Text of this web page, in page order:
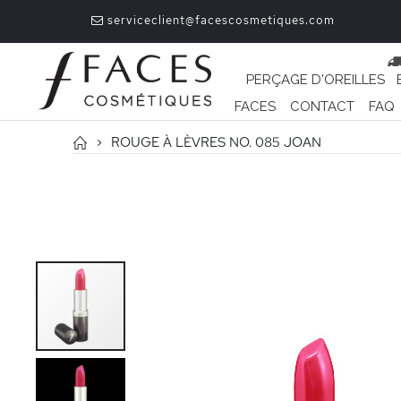
serviceclient@facescosmetiques.com
PERÇAGE D'OREILLES
FACES
CONTACT FAQ
ROUGE À LÈVRES NO. 085 JOAN
de